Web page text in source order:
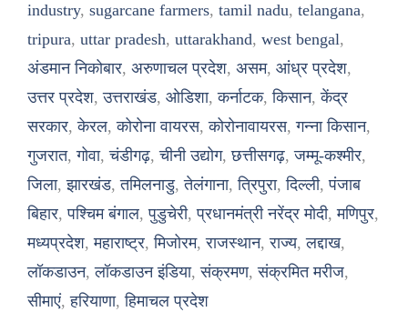
industry, sugarcane farmers, tamil nadu, telangana,
tripura, uttar pradesh, uttarakhand, west bengal,
अंडमान निकोबार, अरुणाचल प्रदेश, असम, आंध्र प्रदेश,
उत्तर प्रदेश,उत्तराखंड, ओडिशा,कर्नाटक,किसान,केंद्र
सरकार,केरल,कोरोना वायरस,कोरोनावायरस,गन्ना किसान,
गुजरात,गोवा,चंडीगढ़,चीनी उद्योग,छत्तीसगढ़,जम्मू-कश्मीर,
जिला,झारखंड,तमिलनाडु,तेलंगाना,त्रिपुरा,दिल्ली,पंजाब
बिहार,पश्चिम बंगाल,पुडुचेरी,प्रधानमंत्री नरेंद्र मोदी,मणिपुर,
मध्यप्रदेश,महाराष्ट्र,मिजोरम,राजस्थान,राज्य,लद्दाख,
लॉकडाउन,लॉकडाउन इंडिया,संक्रमण,संक्रमित मरीज,
सीमाएं,हरियाणा,हिमाचल प्रदेश